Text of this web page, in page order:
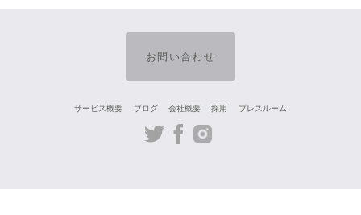
お問い合わせ
サービス概要 ブログ 会社概要 採用 プレスルーム
TwitterFacebookInstagram